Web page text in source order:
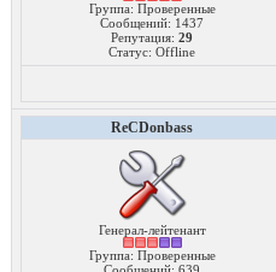
Группа: Проверенные
Сообщений: 1437
Репутация: 29
Статус: Offline
ReCDonbass
Генерал-лейтенант
Группа: Проверенные